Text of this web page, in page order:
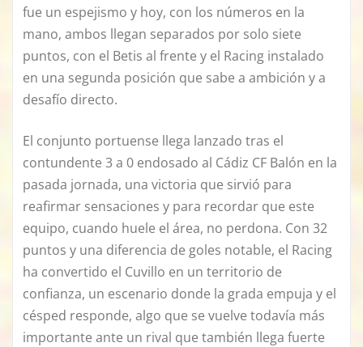
fue un espejismo y hoy, con los números en la
mano, ambos llegan separados por solo siete
puntos, con el Betis al frente y el Racing instalado
en una segunda posición que sabe a ambición y a
desafío directo.
El conjunto portuense llega lanzado tras el
contundente 3 a 0 endosado al Cádiz CF Balón en la
pasada jornada, una victoria que sirvió para
reafirmar sensaciones y para recordar que este
equipo, cuando huele el área, no perdona. Con 32
puntos y una diferencia de goles notable, el Racing
ha convertido el Cuvillo en un territorio de
confianza, un escenario donde la grada empuja y el
césped responde, algo que se vuelve todavía más
importante ante un rival que también llega fuerte